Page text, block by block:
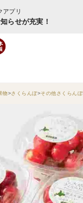
アプリ
らせが充実！
物 さくらんぼ その他さくらんぼ